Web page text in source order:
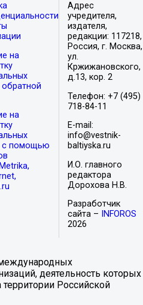
на
на
с помощью
Адрес
учредителя,
издателя,
редакции: 117218,
Россия, г. Москва,
ул.
Кржижановского,
д.13, кор. 2
Телефон: +7 (495)
718-84-11
E-mail:
info@vestnik-
baltiyska.ru
И.О. главного
редактора
Дорохова Н.В.
Разработчик
сайта –
INFOROS
2026
деятельность которых
Российской